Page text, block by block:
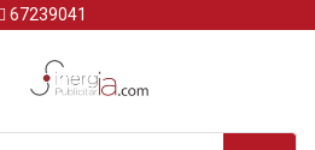
67239041